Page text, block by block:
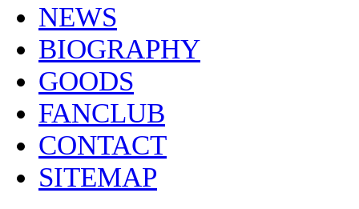
NEWS
BIOGRAPHY
GOODS
FANCLUB
CONTACT
SITEMAP